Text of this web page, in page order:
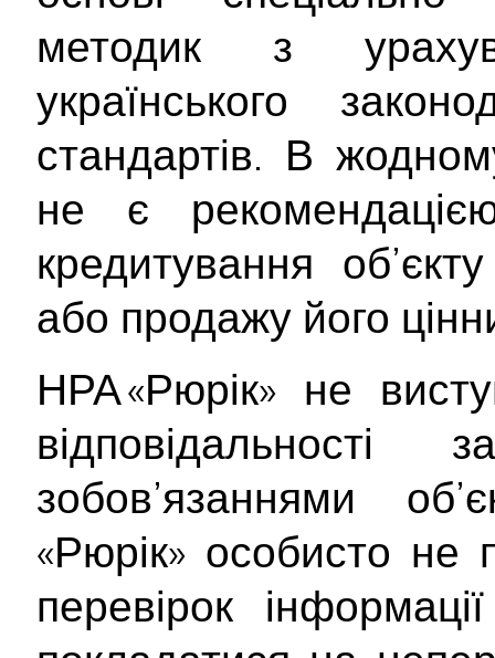
методик з
українського
стандартів. В
не є
кредитування
або продажу його
НРА «Рюрік» не
зобов’язаннями
«Рюрік» особисто не
перевірок